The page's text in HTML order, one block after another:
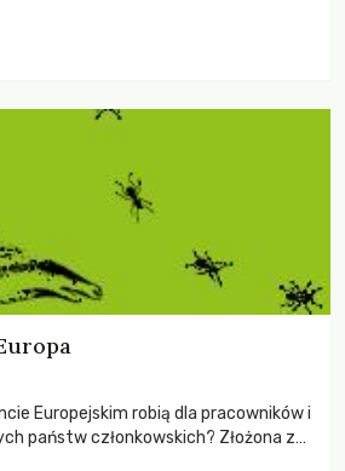
Europejskim robią dla pracowników i
państw członkowskich? Złożona z